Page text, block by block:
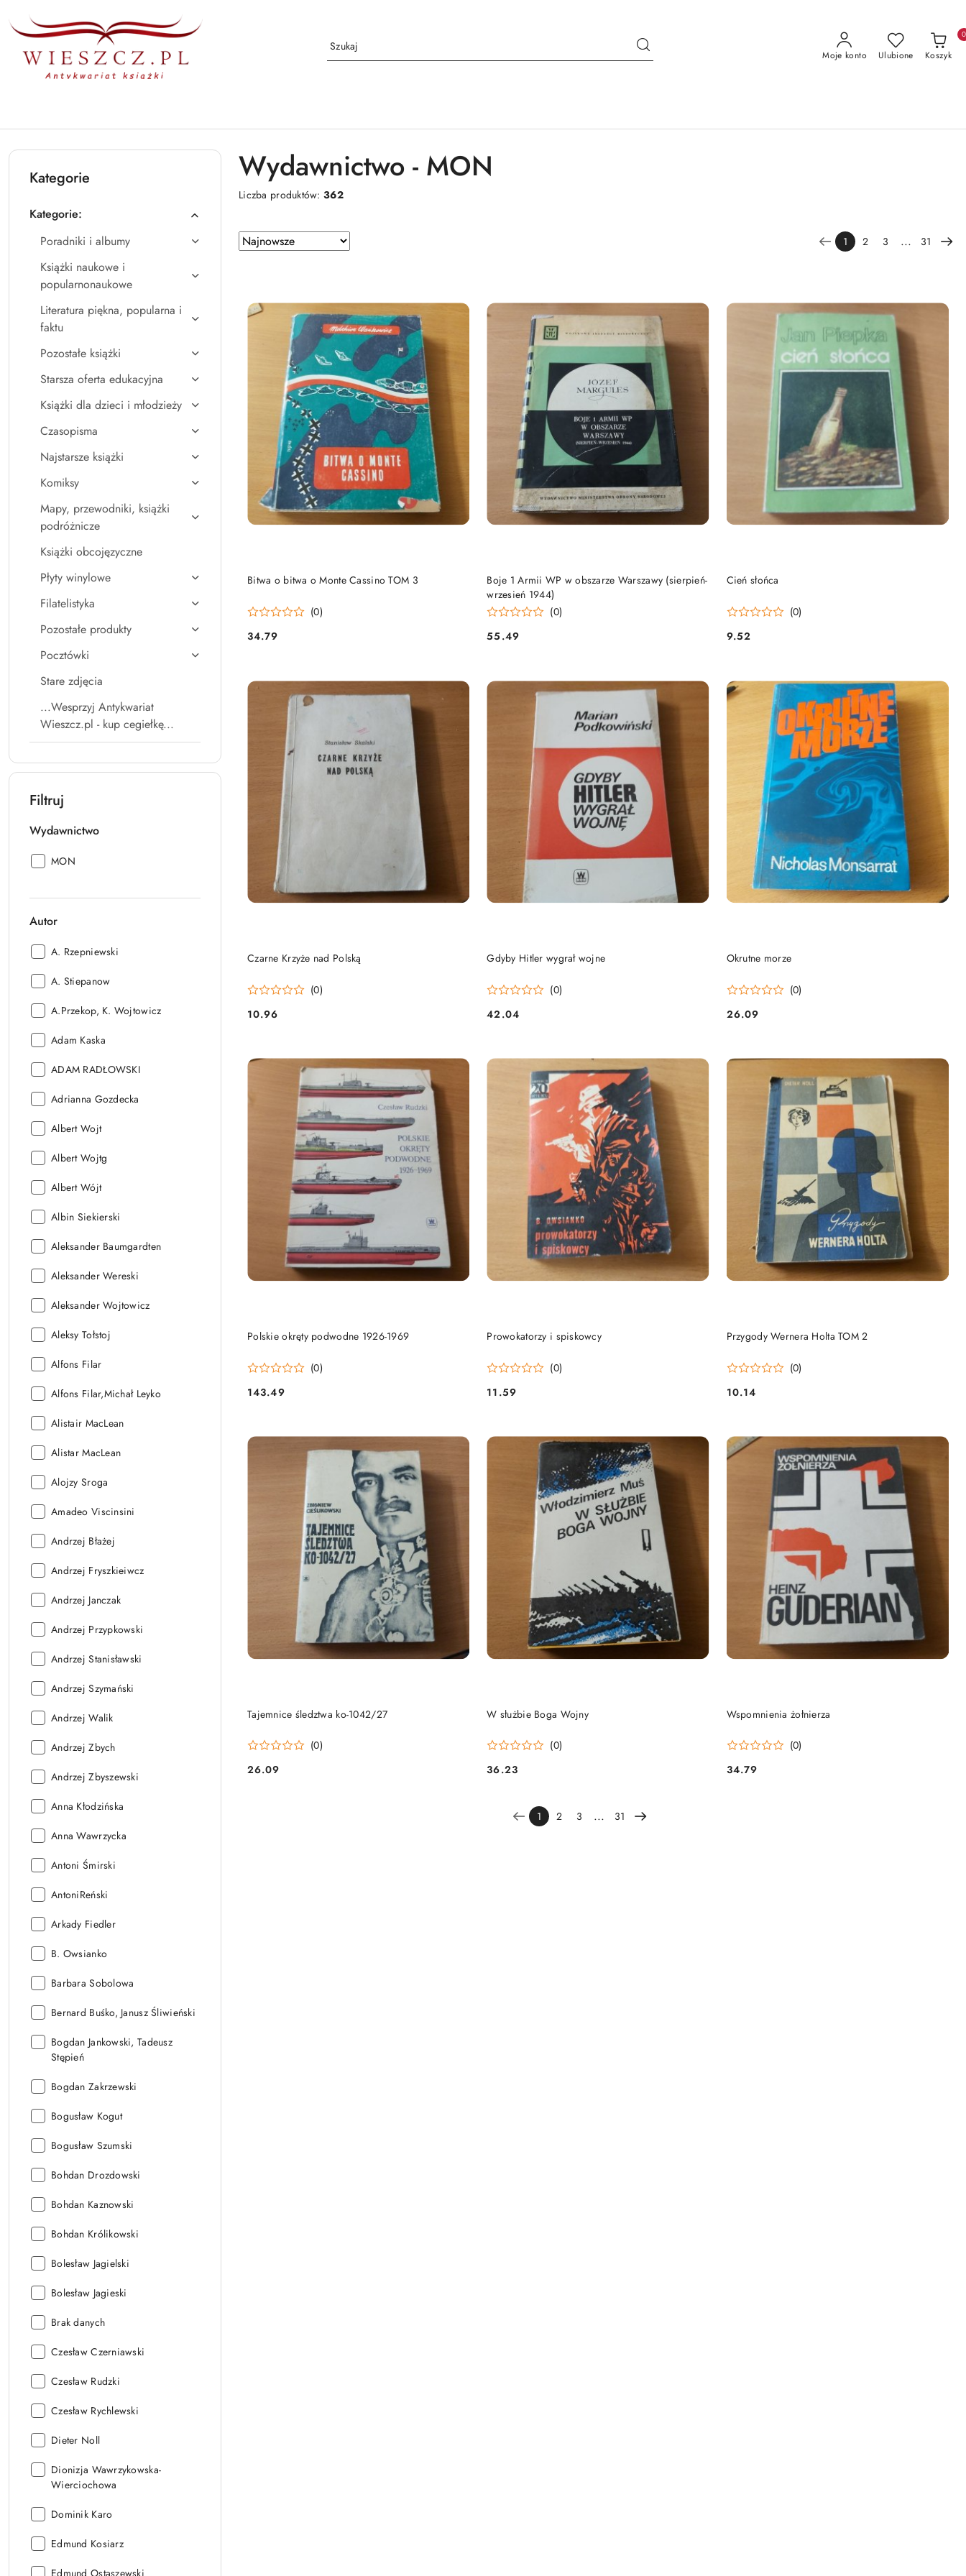
Przejdź do treści głównej
Przejdź do wyszukiwarki
Przejdź do moje konto
Przejdź do menu głównego
Przejdź do stopki
Moje konto Ulubione Koszyk
0
Kategorie
Kategorie:
Poradniki i albumy
Książki naukowe i
popularnonaukowe
Literatura piękna, popularna i
faktu
Pozostałe książki
Starsza oferta edukacyjna
Książki dla dzieci i młodzieży
Czasopisma
Najstarsze książki
Komiksy
Mapy, przewodniki, książki
podróżnicze
Książki obcojęzyczne
Płyty winylowe
Filatelistyka
Pozostałe produkty
Pocztówki
Stare zdjęcia
...Wesprzyj Antykwariat
Wieszcz.pl - kup cegiełkę...
Filtruj
Wydawnictwo
Wydawnictwo:
MON
Autor
Autor:
A. Rzepniewski
Autor:
A. Stiepanow
Autor:
A.Przekop, K. Wojtowicz
Autor:
Adam Kaska
Autor:
ADAM RADŁOWSKI
Autor:
Adrianna Gozdecka
Autor:
Albert Wojt
Autor:
Albert Wojtg
Autor:
Albert Wójt
Autor:
Albin Siekierski
Autor:
Aleksander Baumgardten
Autor:
Aleksander Wereski
Autor:
Aleksander Wojtowicz
Autor:
Aleksy Tołstoj
Autor:
Alfons Filar
Autor:
Alfons Filar,Michał Leyko
Autor:
Alistair MacLean
Autor:
Alistar MacLean
Autor:
Alojzy Sroga
Autor:
Amadeo Viscinsini
Autor:
Andrzej Błażej
Autor:
Andrzej Fryszkieiwcz
Autor:
Andrzej Janczak
Autor:
Andrzej Przypkowski
Autor:
Andrzej Stanisławski
Autor:
Andrzej Szymański
Autor:
Andrzej Walik
Autor:
Andrzej Zbych
Autor:
Andrzej Zbyszewski
Autor:
Anna Kłodzińska
Autor:
Anna Wawrzycka
Autor:
Antoni Śmirski
Autor:
AntoniReński
Autor:
Arkady Fiedler
Autor:
B. Owsianko
Autor:
Barbara Sobolowa
Autor:
Bernard Buśko, Janusz Śliwieński
Autor:
Bogdan Jankowski, Tadeusz
Stępień
Autor:
Bogdan Zakrzewski
Autor:
Bogusław Kogut
Autor:
Bogusław Szumski
Autor:
Bohdan Drozdowski
Autor:
Bohdan Kaznowski
Autor:
Bohdan Królikowski
Autor:
Bolesław Jagielski
Autor:
Bolesław Jagieski
Autor:
Brak danych
Autor:
Czesław Czerniawski
Autor:
Czesław Rudzki
Autor:
Czesław Rychlewski
Autor:
Dieter Noll
Autor:
Dionizja Wawrzykowska-
Wierciochowa
Autor:
Dominik Karo
Autor:
Edmund Kosiarz
Autor:
Edmund Ostaszewski
Wydawnictwo - MON
Liczba produktów:362
Zastosowano sortowanie: Najnowsze.
Sortuj
według
1 2 3 ... 31
Bitwa o bitwa o Monte Cassino TOM 3
(0)
Cena:
34.79
DO KOSZYKA
Boje 1 Armii WP w obszarze Warszawy (sierpień-
wrzesień 1944)
(0)
Cena:
55.49
DO KOSZYKA Cień słońca
(0)
Cena:
9.52
Czarne Krzyże nad Polską
(0)
Cena:
10.96
DO KOSZYKA Gdyby Hitler wygrał wojne
(0)
Cena:
42.04
DO KOSZYKA Okrutne morze
(0)
Cena:
26.09
Polskie okręty podwodne 1926-1969
(0)
Cena:
143.49
DO KOSZYKA Prowokatorzy i spiskowcy
(0)
Cena:
11.59
Przygody Wernera Holta TOM 2
(0)
Cena:
10.14
DO KOSZYKA
Tajemnice śledztwa ko-1042/27
(0)
Cena:
26.09
DO KOSZYKA W służbie Boga Wojny
(0)
Cena:
36.23
Wspomnienia żołnierza
(0)
Cena:
34.79
1 2 3 ... 31